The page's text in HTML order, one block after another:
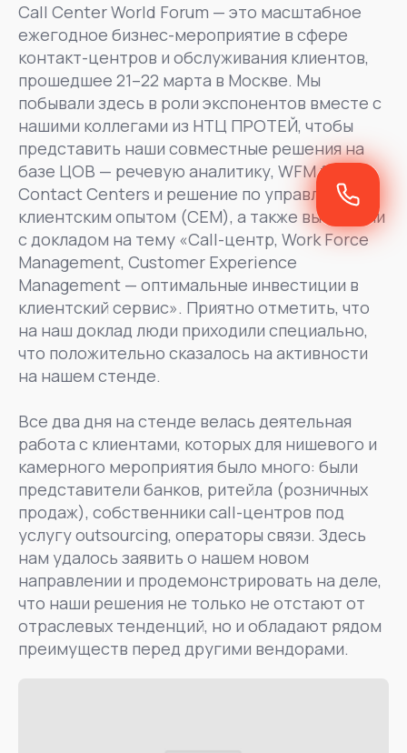
Call Center World Forum — это масштабное
ежегодное бизнес-мероприятие в сфере
контакт-центров и обслуживания клиентов,
прошедшее 21–22 марта в Москве. Мы
побывали здесь в роли экспонентов вместе с
нашими коллегами из НТЦ ПРОТЕЙ, чтобы
представить наши совместные решения на
базе ЦОВ — речевую аналитику, WFM for
Contact Centers и решение по управлению
клиентским опытом (CEM), а также выступили
с докладом на тему «Call-центр, Work Force
Management, Customer Experience
Management — оптимальные инвестиции в
клиентский сервис». Приятно отметить, что
на наш доклад люди приходили специально,
что положительно сказалось на активности
на нашем стенде.
Все два дня на стенде велась деятельная
работа с клиентами, которых для нишевого и
камерного мероприятия было много: были
представители банков, ритейла (розничных
продаж), собственники call-центров под
услугу outsourcing, операторы связи. Здесь
нам удалось заявить о нашем новом
направлении и продемонстрировать на деле,
что наши решения не только не отстают от
отраслевых тенденций, но и обладают рядом
преимуществ перед другими вендорами.